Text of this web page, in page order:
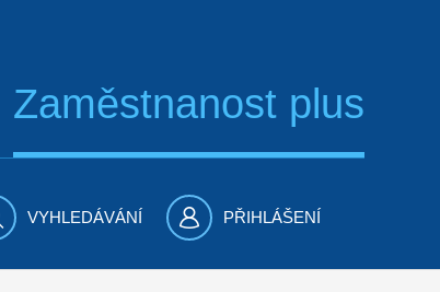
Zaměstnanost plus
VYHLEDÁVÁNÍ PŘIHLÁŠENÍ